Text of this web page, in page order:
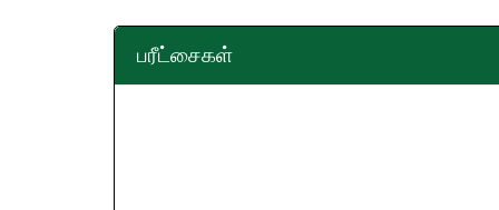
பரீட்சைகள்